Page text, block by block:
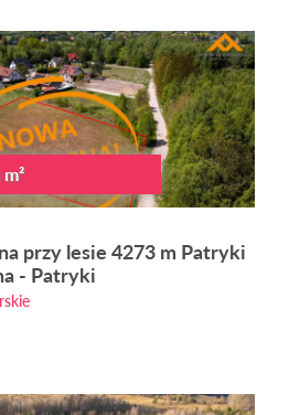
przy lesie 4273 m Patryki
- Patryki